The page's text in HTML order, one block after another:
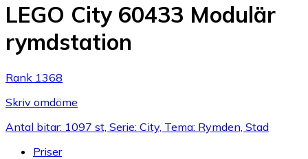
LEGO City 60433 Modulär
rymdstation
Rank 1368
Skriv omdöme
Antal bitar: 1097 st, Serie: City, Tema: Rymden, Stad
Priser